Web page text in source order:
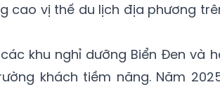
cao vị thế du lịch địa phương
khu nghỉ dưỡng Biển Đen và
khách tiềm năng. Năm